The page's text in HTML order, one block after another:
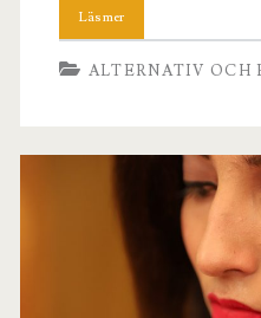
ALTERNATIV OCH